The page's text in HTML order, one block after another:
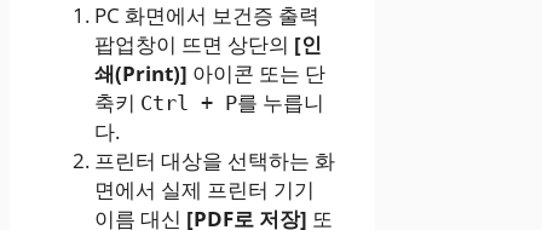
PC 화면에서 보건증 출력
팝업창이 뜨면 상단의 [인
쇄(Print)] 아이콘 또는 단
축키 Ctrl + P를 누릅니
다.
프린터 대상을 선택하는 화
면에서 실제 프린터 기기
이름 대신 [PDF로 저장] 또